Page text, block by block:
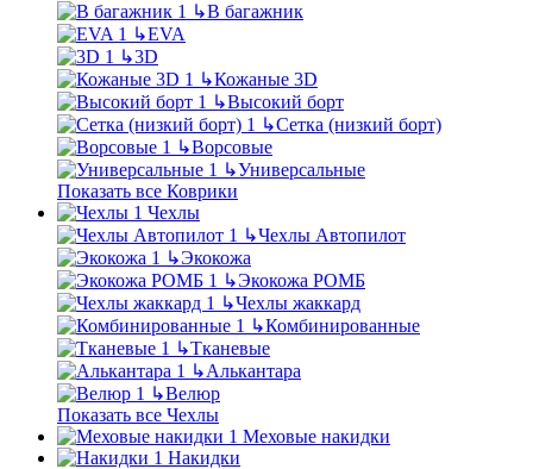
↳В багажник
↳EVA
↳3D
↳Кожаные 3D
↳Высокий борт
↳Сетка (низкий борт)
↳Ворсовые
↳Универсальные
Показать все Коврики
Чехлы
↳Чехлы Автопилот
↳Экокожа
↳Экокожа РОМБ
↳Чехлы жаккард
↳Комбинированные
↳Тканевые
↳Алькантара
↳Велюр
Показать все Чехлы
Меховые накидки
Накидки